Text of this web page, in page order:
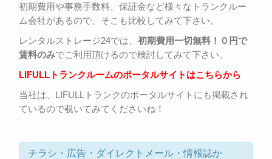
初期費用や事務手数料、保証金など様々なトランクルー
ム会社があるので、そこも比較してみて下さい。
レンタルストレージ24では、 初期費用一切無料！０円で
賃料のみでご利用頂けるので検討してみて下さい。
LIFULLトランクルームのポータルサイトはこちらから
当社は、LIFULLトランクのポータルサイトにも掲載され
ているので覗いてみてくださいね！
チラシ・広告・ダイレクトメール・情報誌か